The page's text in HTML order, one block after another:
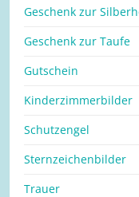
Geschenk zur
Geschenk zur Taufe
Gutschein
Kinderzimmerbilder
Schutzengel
Sternzeichenbilder
Trauer